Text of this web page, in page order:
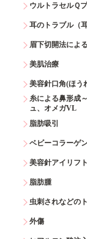
ウルトラセルＱ
耳のトラブル（
眉下切開法によ
美肌治療
美容針口角(ほう
糸による鼻形成
ュ、オメガVL
脂肪吸引
ベビーコラーゲ
美容針アイリフト
脂肪腫
虫刺されなどの
外傷